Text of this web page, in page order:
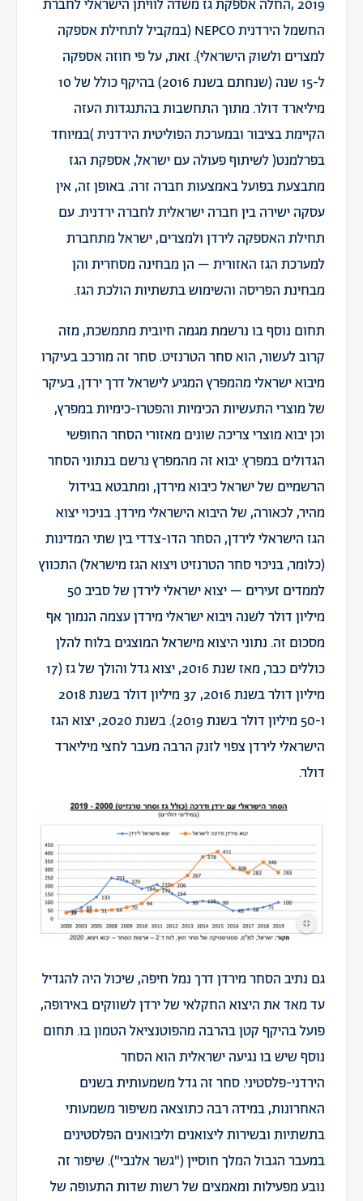
2019 ,החלה אספקת גז משדה לוויתן הישראלי לחברת
החשמל הירדנית NEPCO (במקביל לתחילת אספקה
למצרים ולשוק הישראלי). זאת, על פי חוזה אספקה
ל-15 שנה (שנחתם בשנת 2016) בהיקף כולל של 10
מיליארד דולר. מתוך התחשבות בהתנגדות העזה
הקיימת בציבור ובמערכת הפוליטית הירדנית )במיוחד
בפרלמנט( לשיתוף פעולה עם ישראל, אספקת הגז
מתבצעת בפועל באמצעות חברה זרה. באופן זה, אין
עסקה ישירה בין חברה ישראלית לחברה ירדנית. עם
תחילת האספקה לירדן ולמצרים, ישראל מתחברת
למערכת הגז האזורית – הן מבחינה מסחרית והן
מבחינת הפריסה והשימוש בתשתיות הולכת הגז.
תחום נוסף בו נרשמת מגמה חיובית מתמשכת, מזה
קרוב לעשור, הוא סחר הטרנזיט. סחר זה מורכב בעיקרו
מיבוא ישראלי מהמפרץ המגיע לישראל דרך ירדן, בעיקר
של מוצרי התעשיות הכימיות והפטרו-כימיות במפרץ,
וכן יבוא מוצרי צריכה שונים מאזורי הסחר החופשי
הגדולים במפרץ. יבוא זה מהמפרץ נרשם בנתוני הסחר
הרשמיים של ישראל כיבוא מירדן, ומתבטא בגידול
מהיר, לכאורה, של היבוא הישראלי מירדן. בניכוי יצוא
הגז הישראלי לירדן, הסחר הדו-צדדי בין שתי המדינות
(כלומר, בניכוי סחר הטרנזיט ויצוא הגז מישראל) התכווץ
לממדים זעירים – יצוא ישראלי לירדן של סביב 50
מיליון דולר לשנה ויבוא ישראלי מירדן עצמה הנמוך אף
מסכום זה. נתוני היצוא מישראל המוצגים בלוח להלן
כוללים כבר, מאז שנת 2016, יצוא גדל והולך של גז (17
מיליון דולר בשנת 2016, 37 מיליון דולר בשנת 2018
ו-50 מיליון דולר בשנת 2019). בשנת 2020, יצוא הגז
הישראלי לירדן צפוי לזנק הרבה מעבר לחצי מיליארד
דולר.
גם נתיב הסחר מירדן דרך נמל חיפה, שיכול היה להגדיל
עד מאד את היצוא החקלאי של ירדן לשווקים באירופה,
פועל בהיקף קטן בהרבה מהפוטנציאל הטמון בו. תחום
נוסף שיש בו נגיעה ישראלית הוא הסחר
הירדני-פלסטיני. סחר זה גדל משמעותית בשנים
האחרונות, במידה רבה כתוצאה משיפור משמעותי
בתשתיות ובשירות ליצואנים וליבואנים הפלסטינים
במעבר הגבול המלך חוסיין ("גשר אלנבי"). שיפור זה
נובע מפעילות ומאמצים של רשות שדות התעופה של